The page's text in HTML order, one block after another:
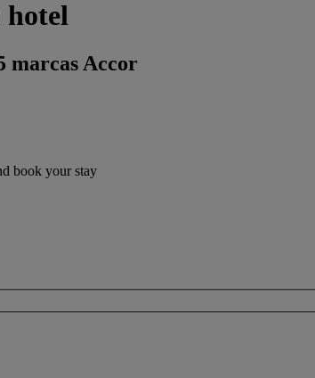
hotel
marcas Accor
book your stay